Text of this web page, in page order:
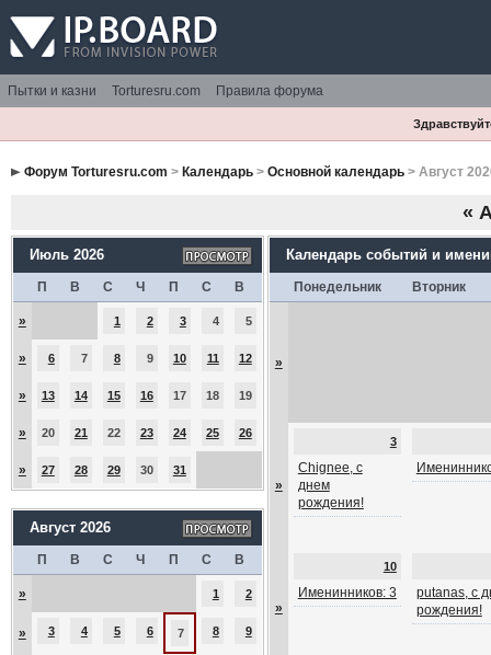
Пытки и казни Torturesru.com Правила форума
Форум Torturesru.com > Календарь> Основной календарь> Август
«
Июль 2026
П В С Ч П С В
» 1 2 3 4 5
» 6 7 8 9 10 11 12
» 13 14 15 16 17 18 19
» 20 21 22 23 24 25 26
» 27 28 29 30 31
Август 2026
П В С Ч П С В
» 1 2
» 3 4 5 6 7 8 9
Календарь событий и
Понедельник Вторник
»
»
3
Chignee, с
днем
рождения!
»
10
Именинников: 3
putanas, с
рождения!